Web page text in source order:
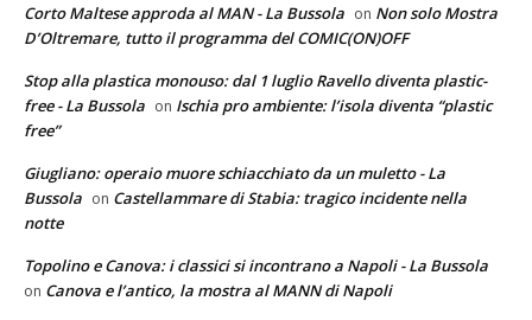
Corto Maltese approda al MAN - La Bussola on Non solo Mostra
D’Oltremare, tutto il programma del COMIC(ON)OFF
Stop alla plastica monouso: dal 1 luglio Ravello diventa plastic-
free - La Bussola on Ischia pro ambiente: l’isola diventa “plastic
free”
Giugliano: operaio muore schiacchiato da un muletto - La
Bussola on Castellammare di Stabia: tragico incidente nella
notte
Topolino e Canova: i classici si incontrano a Napoli - La Bussola
on Canova e l’antico, la mostra al MANN di Napoli